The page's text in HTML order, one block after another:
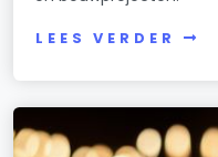
LEES VERDER